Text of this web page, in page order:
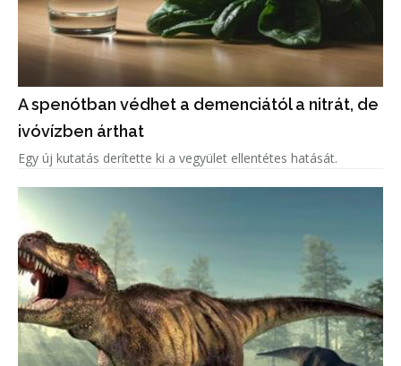
A spenótban védhet a demenciától a nitrát, de
ivóvízben árthat
Egy új kutatás derítette ki a vegyület ellentétes hatását.